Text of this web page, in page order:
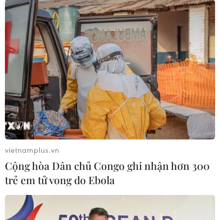
thiểu số C’tu ở Quảng Nam
30/08/2019 10:48
Trường Tiểu học thôn Alua bắt đầu được đưa vào sử
dụng từ năm học 2019-2020, phục vụ 127 trẻ em người
dân tộc C’tu sinh sống tại 8 bản làng của xã Dang,
huyện Tây Giang, tỉnh Quảng Nam.
vietnamplus.vn
Cộng hòa Dân chủ Congo ghi nhận hơn 300
trẻ em tử vong do Ebola